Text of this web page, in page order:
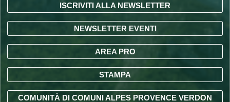
ISCRIVITI ALLA NEWSLETTER
NEWSLETTER EVENTI
AREA PRO
STAMPA
COMUNITÀ DI COMUNI ALPES PROVENCE VERDON